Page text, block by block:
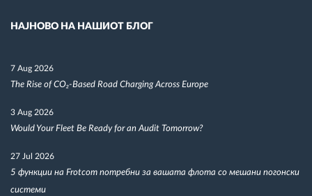
НАЈНОВО НА НАШИОТ БЛОГ
7 Aug 2026
The Rise of CO₂-Based Road Charging Across Europe
3 Aug 2026
Would Your Fleet Be Ready for an Audit Tomorrow?
27 Jul 2026
5 функции на Frotcom потребни за вашата флота со мешани погонски
системи